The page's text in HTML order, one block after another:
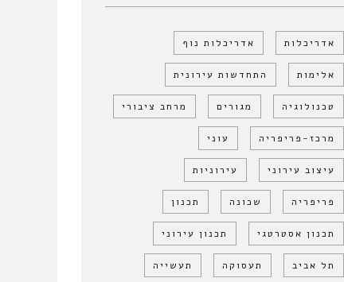
אדריכלות אדריכלות נוף
אלימות התחדשות עירונית
טכנולוגיה מגורים מרחב ציבורי
מרכז-פריפריה עוני
עיצוב עירוני עירוניות
פריפריה שכונה תכנון
תכנון אסטרטגי תכנון עירוני
תל אביב תעסוקה תעשייה